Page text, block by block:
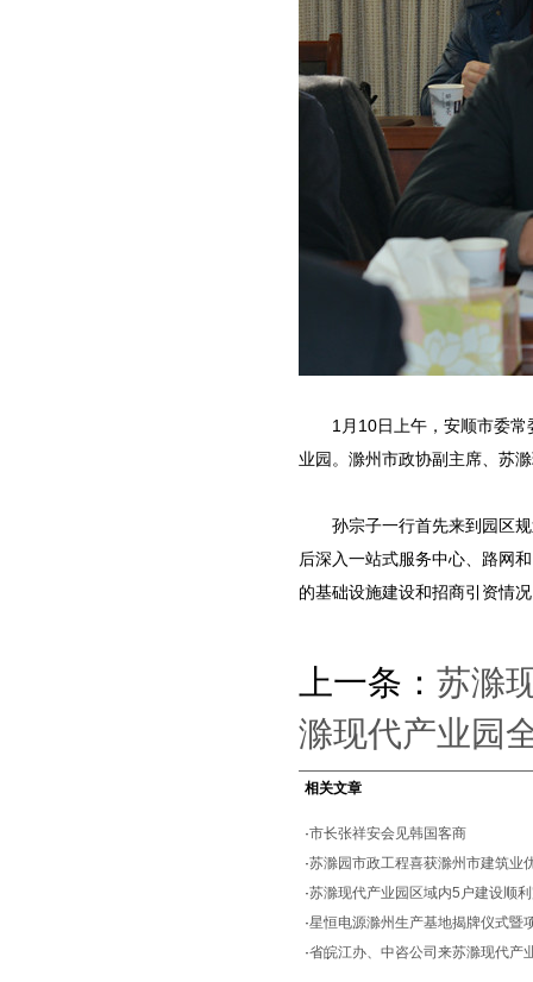
1月10日上午，安顺市委常
业园。滁州市政协副主席、苏
孙宗子一行首先来到园区规
后深入一站式服务中心、路网
的基础设施建设和招商引资情
上一条： 苏滁
滁现代产业园
相关文章
·市长张祥安会见韩国客商
·苏滁园市政工程喜获滁州市建筑业
·苏滁现代产业园区域内5户建设顺
·星恒电源滁州生产基地揭牌仪式暨
·省皖江办、中咨公司来苏滁现代产